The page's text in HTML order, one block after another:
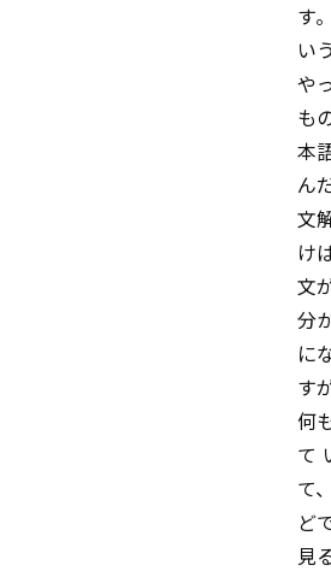
す
い
や
も
本
ん
文
け
文
分
に
す
何
て
て
ど
見